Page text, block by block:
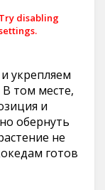
disabling
укрепляем
том месте,
и
обернуть
не
готов